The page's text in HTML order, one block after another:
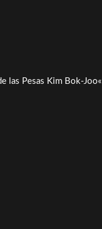
las Pesas Kim Bok-Joo«